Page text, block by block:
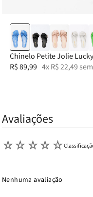
Chinelo Petite Jolie
R$89,99 4xR$22,49
Avaliações
☆☆☆☆☆
Nenhuma avaliação